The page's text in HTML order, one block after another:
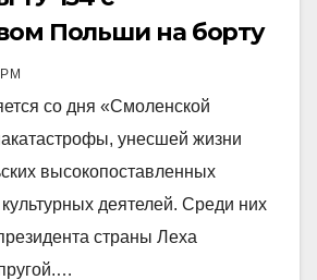
Польши на борту
РМ
со дня «Смоленской
унесшей жизни
высокопоставленных
деятелей. Среди них
страны Леха